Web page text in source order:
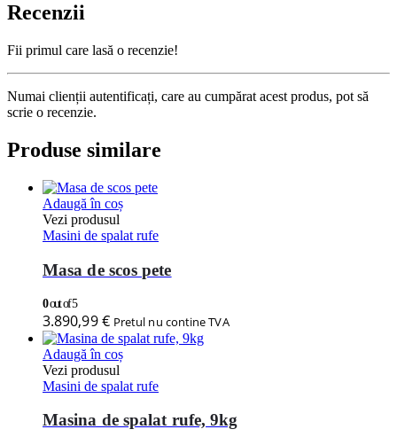
Recenzii
Fii primul care lasă o recenzie!
Numai clienții autentificați, care au cumpărat acest produs, pot să
scrie o recenzie.
Produse similare
Adaugă în coș
Vezi produsul
Masini de spalat rufe
Masa de scos pete
0out of 5
3.890,99€ Pretul nu contine TVA
Adaugă în coș
Vezi produsul
Masini de spalat rufe
Masina de spalat rufe, 9kg